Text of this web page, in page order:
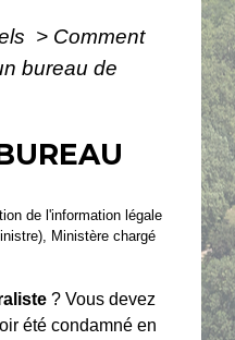
> Comment
bureau de
de l'information légale
Ministère chargé
? Vous devez
été condamné en